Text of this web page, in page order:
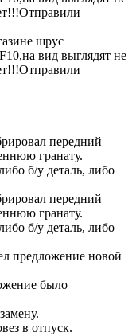
шрус
вид выглядят не
передний
гранату.
б/у деталь, либо
передний
гранату.
б/у деталь, либо
предложение новой
было
в отпуск.